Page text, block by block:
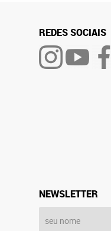
REDES SOCIAIS
NEWSLETTER